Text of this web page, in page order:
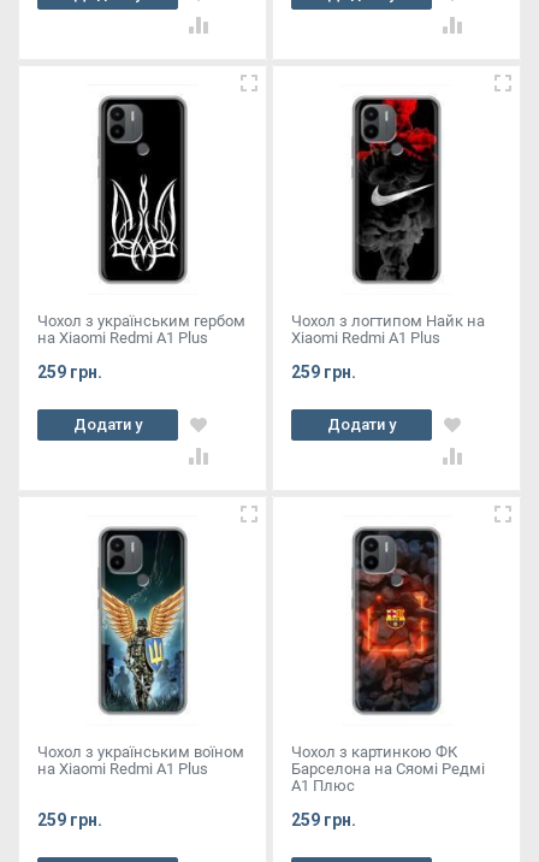
кошик
кошик
Чохол з українським гербом
на Xiaomi Redmi A1 Plus
259 грн.
Додати у
кошик
Чохол з логтипом Найк на
Xiaomi Redmi A1 Plus
259 грн.
Додати у
кошик
Чохол з українським воїном
на Xiaomi Redmi A1 Plus
259 грн.
Чохол з картинкою ФК
Барселона на Сяомі Редмі
А1 Плюс
259 грн.